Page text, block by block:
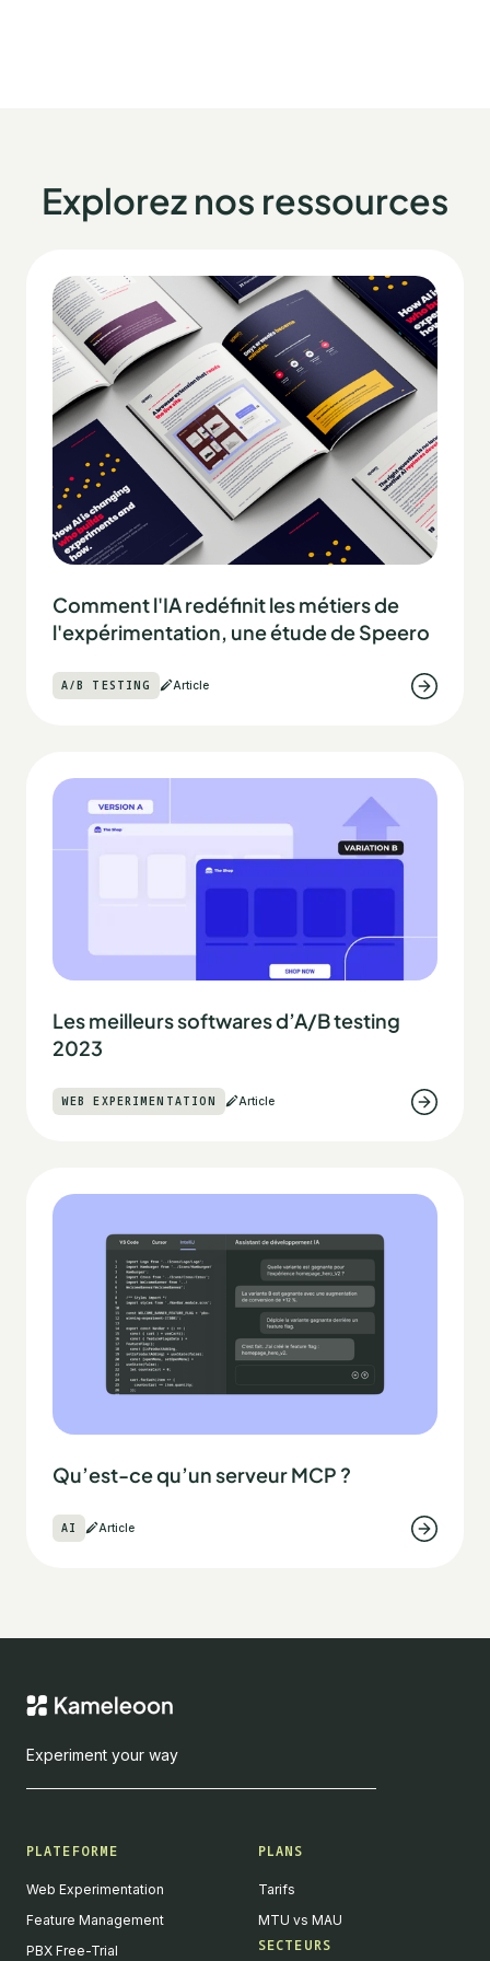
Explorez nos ressources
Comment l'IA redéfinit les métiers de
l'expérimentation, une étude de Speero
A/B TESTING Article
Les meilleurs softwares d’A/B testing
2023
WEB EXPERIMENTATION Article
Qu’est-ce qu’un serveur MCP ?
AI Article
Experiment your way
PLATEFORME
Web Experimentation
Feature Management
PBX Free-Trial
PLANS
Tarifs
MTU vs MAU
SECTEURS